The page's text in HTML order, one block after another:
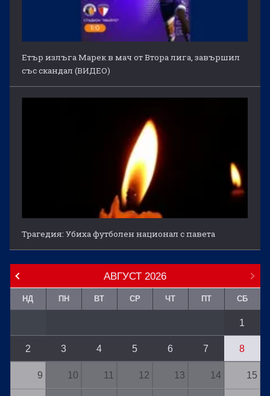
Етър излъга Марек в мач от Втора лига, завършил
със скандал (ВИДЕО)
Трагедия: Убиха футболен национал с павета
АВГУСТ 2026
НД ПН ВТ СР ЧТ ПТ СБ
1
2 3 4 5 6 7 8
9 10 11 12 13 14 15